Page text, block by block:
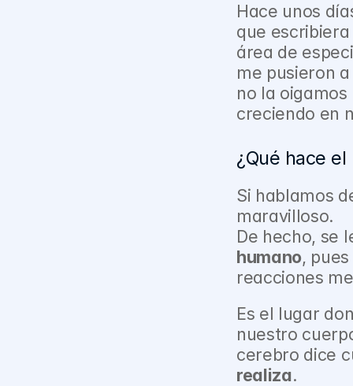
Hace unos
que
área de
me pusieron
no la
creciendo en
¿Qué hace el
Si hablamos
maravilloso.
De hecho, se
humano,
reacciones
Es el lugar
nuestro
cerebro dice
realiza.